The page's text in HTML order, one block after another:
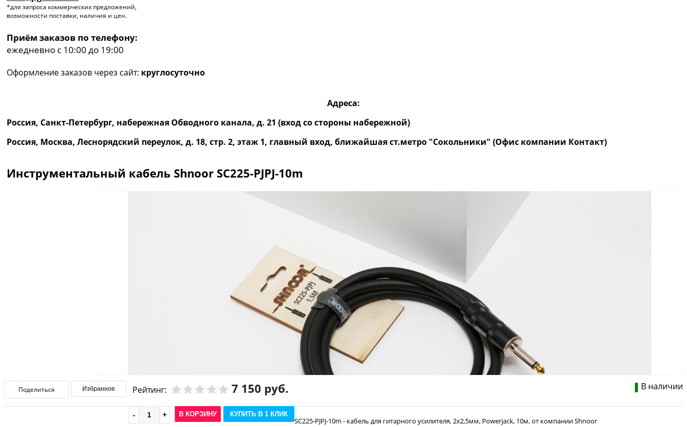
*для запроса коммерческих предложений,
возможности поставки, наличия и цен.
Приём заказов по телефону:
ежедневно с 10:00 до 19:00
Оформление заказов через сайт: круглосуточно
Адреса:
Россия, Санкт-Петербург, набережная Обводного канала, д. 21 (вход со стороны набережной)
Россия, Москва, Леснорядский переулок, д. 18, стр. 2, этаж 1, главный вход, ближайшая ст.метро "Сокольники" (Офис компании Контакт)
Инструментальный кабель Shnoor SC225-PJPJ-10m
Поделиться Избранное Рейтинг: В наличии
7 150 руб.
В КОРЗИНУ КУПИТЬ В 1 КЛИК
SC225-PJPJ-10m - кабель для гитарного усилителя, 2х2,5мм, Powerjack, 10м, от компании Shnoor